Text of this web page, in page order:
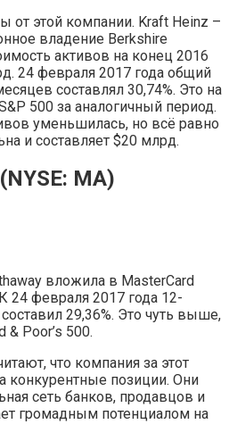
от этой компании. Kraft Heinz –
владение Berkshire
активов на конец 2016
24 февраля 2017 года общий
составлял 30,74%. Это на
500 за аналогичный период.
уменьшилась, но всё равно
и составляет $20 млрд.
MA)
вложила в MasterCard
24 февраля 2017 года 12-
29,36%. Это чуть выше,
& Poor’s 500.
что компания за этот
конкурентные позиции. Они
сеть банков, продавцов и
громадным потенциалом на